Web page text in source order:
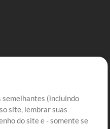
Entre
se
semelhantes (incluindo
site, lembrar suas
do site e - somente se